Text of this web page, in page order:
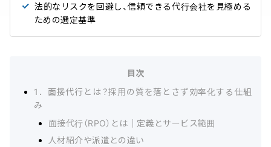
法的なリスクを回避し、信頼できる代行会社を見極める
ための選定基準
目次
1．面接代行とは？採用の質を落とさず効率化する仕組
み
面接代行（RPO）とは｜定義とサービス範囲
人材紹介や派遣との違い